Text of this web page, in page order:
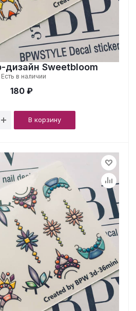
дизайн Sweetbloom
Есть в наличии
180 ₽
В корзину